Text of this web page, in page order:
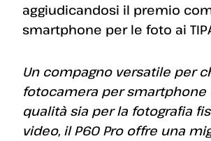
aggiudicandosi il premio
smartphone per le foto ai
Un compagno versatile per
fotocamera per smartphone
qualità sia per la fotografia
video, il P60 Pro offre una